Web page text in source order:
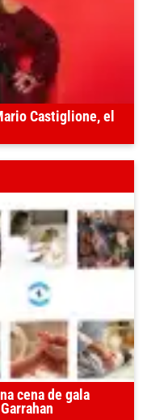
Castiglione, el
cena de gala